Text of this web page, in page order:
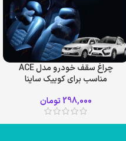
چراغ سقف خودرو مدل ACE
مناسب برای کوییک ساینا
298,000تومان